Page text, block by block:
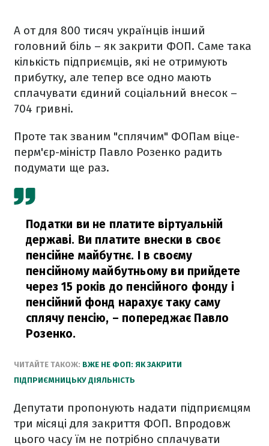
А от для 800 тисяч українців інший
головний біль – як закрити ФОП. Саме така
кількість підприємців, які не отримують
прибутку, але тепер все одно мають
сплачувати єдиний соціальний внесок –
704 гривні.
Проте так званим "сплячим" ФОПам віце-
перм'єр-міністр Павло Розенко радить
подумати ще раз.
Податки ви не платите віртуальній
державі. Ви платите внески в своє
пенсійне майбутнє. І в своєму
пенсійному майбутньому ви прийдете
через 15 років до пенсійного фонду і
пенсійний фонд нарахує таку саму
сплячу пенсію, – попереджає Павло
Розенко.
ЧИТАЙТЕ ТАКОЖ: ВЖЕ НЕ ФОП: ЯК ЗАКРИТИ
ПІДПРИЄМНИЦЬКУ ДІЯЛЬНІСТЬ
Депутати пропонують надати підприємцям
три місяці для закриття ФОП. Впродовж
цього часу їм не потрібно сплачувати